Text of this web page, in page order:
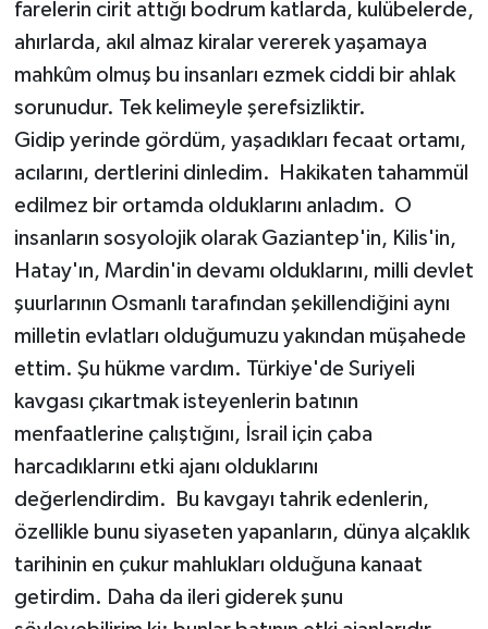
farelerin cirit attığı bodrum katlarda, kulübelerde,
ahırlarda, akıl almaz kiralar vererek yaşamaya
mahkûm olmuş bu insanları ezmek ciddi bir ahlak
sorunudur. Tek kelimeyle şerefsizliktir.
Gidip yerinde gördüm, yaşadıkları fecaat ortamı,
acılarını, dertlerini dinledim. Hakikaten tahammül
edilmez bir ortamda olduklarını anladım. O
insanların sosyolojik olarak Gaziantep'in, Kilis'in,
Hatay'ın, Mardin'in devamı olduklarını, milli devlet
şuurlarının Osmanlı tarafından şekillendiğini aynı
milletin evlatları olduğumuzu yakından müşahede
ettim. Şu hükme vardım. Türkiye'de Suriyeli
kavgası çıkartmak isteyenlerin batının
menfaatlerine çalıştığını, İsrail için çaba
harcadıklarını etki ajanı olduklarını
değerlendirdim. Bu kavgayı tahrik edenlerin,
özellikle bunu siyaseten yapanların, dünya alçaklık
tarihinin en çukur mahlukları olduğuna kanaat
getirdim. Daha da ileri giderek şunu